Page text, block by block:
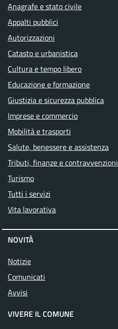
Anagrafe e stato civile
Appalti pubblici
Autorizzazioni
Catasto e urbanistica
Cultura e tempo libero
Educazione e formazione
Giustizia e sicurezza pubblica
Imprese e commercio
Mobilità e trasporti
Salute, benessere e assistenza
Tributi, finanze e contravvenzioni
Turismo
Tutti i servizi
Vita lavorativa
NOVITÀ
Notizie
Comunicati
Avvisi
VIVERE IL COMUNE